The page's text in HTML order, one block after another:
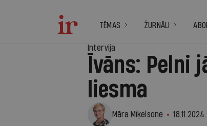
TĒMAS ŽURNĀLI
Intervija
Īvāns: Pelni
liesma
Māra Miķelsone 18.11.2024.